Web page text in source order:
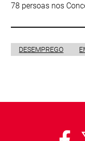
78 persoas nos
DESEMPREGO